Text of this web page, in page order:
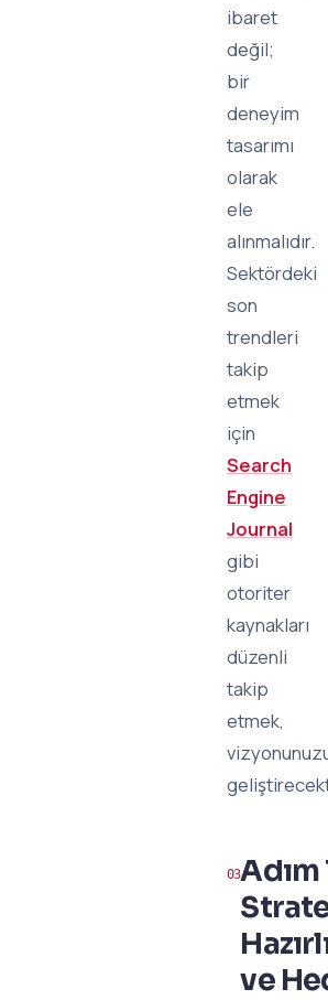
ibaret
değil;
bir
deneyim
tasarımı
olarak
ele
alınmalıdır.
Sektördeki
son
trendleri
takip
etmek
için
Search
Engine
Journal
gibi
otoriter
kaynakları
düzenli
takip
etmek,
Adım
ve